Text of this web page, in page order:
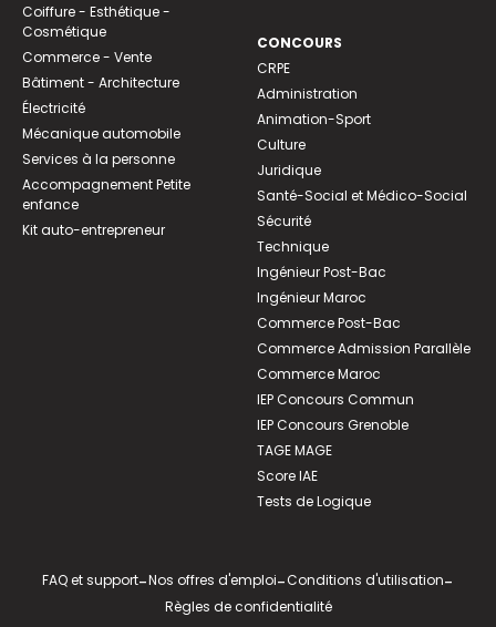
Coiffure - Esthétique -
Cosmétique
Commerce - Vente
Bâtiment - Architecture
Électricité
Mécanique automobile
Services à la personne
Accompagnement Petite
enfance
Kit auto-entrepreneur
CONCOURS
CRPE
Administration
Animation-Sport
Culture
Juridique
Santé-Social et Médico-Social
Sécurité
Technique
Ingénieur Post-Bac
Ingénieur Maroc
Commerce Post-Bac
Commerce Admission Parallèle
Commerce Maroc
IEP Concours Commun
IEP Concours Grenoble
TAGE MAGE
Score IAE
Tests de Logique
FAQ et support-Nos offres d'emploi-Conditions d'utilisation-
Règles de confidentialité